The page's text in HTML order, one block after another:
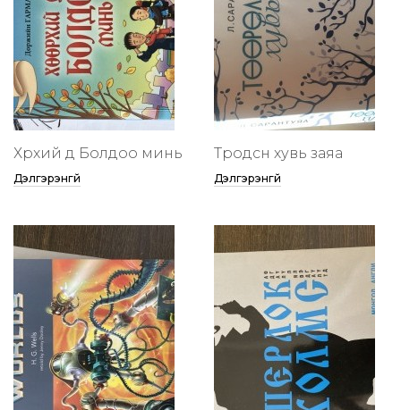
Хөөрхий дөө Болдоо минь
Дэлгэрэнгүй
Төөрөодсөн хувь заяа
Дэлгэрэнгүй